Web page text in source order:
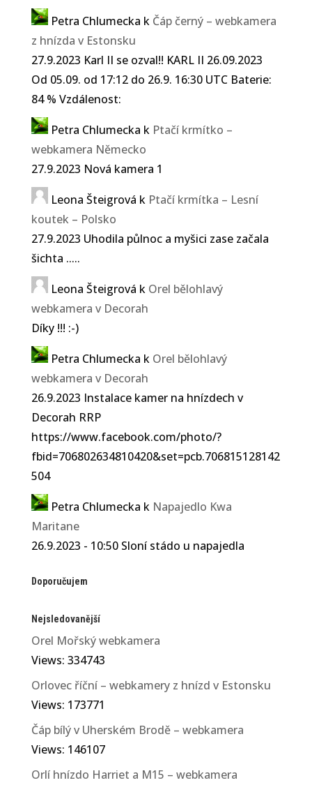
Petra Chlumecka k Čáp černý – webkamera
z hnízda v Estonsku
27.9.2023 Karl II se ozval!! KARL II 26.09.2023
Od 05.09. od 17:12 do 26.9. 16:30 UTC Baterie:
84 % Vzdálenost:
Petra Chlumecka k Ptačí krmítko –
webkamera Německo
27.9.2023 Nová kamera 1
Leona Šteigrová k Ptačí krmítka – Lesní
koutek – Polsko
27.9.2023 Uhodila půlnoc a myšici zase začala
šichta .....
Leona Šteigrová k Orel bělohlavý
webkamera v Decorah
Díky !!! :-)
Petra Chlumecka k Orel bělohlavý
webkamera v Decorah
26.9.2023 Instalace kamer na hnízdech v
Decorah RRP
https://www.facebook.com/photo/?
fbid=706802634810420&set=pcb.706815128142
504
Petra Chlumecka k Napajedlo Kwa
Maritane
26.9.2023 - 10:50 Sloní stádo u napajedla
Doporučujem
Nejsledovanější
Orel Mořský webkamera
Views: 334743
Orlovec říční – webkamery z hnízd v Estonsku
Views: 173771
Čáp bílý v Uherském Brodě – webkamera
Views: 146107
Orlí hnízdo Harriet a M15 – webkamera